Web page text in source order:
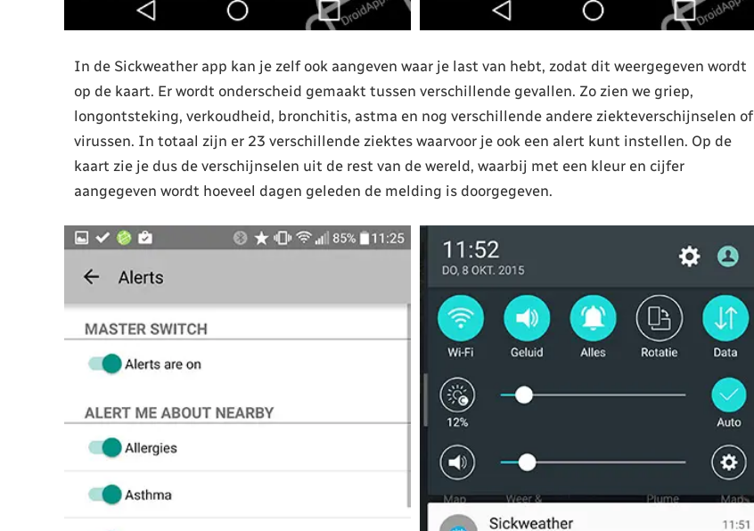
In de Sickweather app kan je zelf ook aangeven waar je last van hebt, zodat dit weergegeven wordt
op de kaart. Er wordt onderscheid gemaakt tussen verschillende gevallen. Zo zien we griep,
longontsteking, verkoudheid, bronchitis, astma en nog verschillende andere ziekteverschijnselen of
virussen. In totaal zijn er 23 verschillende ziektes waarvoor je ook een alert kunt instellen. Op de
kaart zie je dus de verschijnselen uit de rest van de wereld, waarbij met een kleur en cijfer
aangegeven wordt hoeveel dagen geleden de melding is doorgegeven.